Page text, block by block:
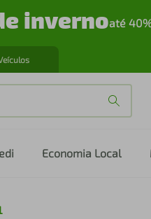
invernoaté
Economia Local